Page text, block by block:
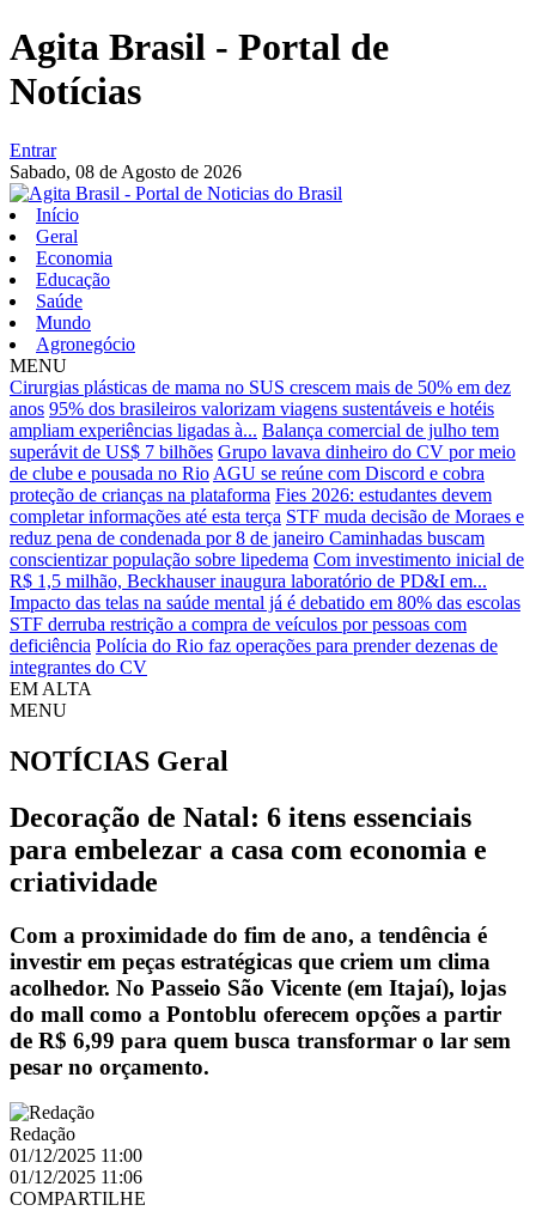
Agita Brasil - Portal de
Notícias
Entrar
Sabado, 08 de Agosto de 2026
Início
Geral
Economia
Educação
Saúde
Mundo
Agronegócio
MENU
Cirurgias plásticas de mama no SUS crescem mais de 50% em dez
anos 95% dos brasileiros valorizam viagens sustentáveis e hotéis
ampliam experiências ligadas à... Balança comercial de julho tem
superávit de US$ 7 bilhões Grupo lavava dinheiro do CV por meio
de clube e pousada no Rio AGU se reúne com Discord e cobra
proteção de crianças na plataforma Fies 2026: estudantes devem
completar informações até esta terça STF muda decisão de Moraes e
reduz pena de condenada por 8 de janeiro Caminhadas buscam
conscientizar população sobre lipedema Com investimento inicial de
R$ 1,5 milhão, Beckhauser inaugura laboratório de PD&I em...
Impacto das telas na saúde mental já é debatido em 80% das escolas
STF derruba restrição a compra de veículos por pessoas com
deficiência Polícia do Rio faz operações para prender dezenas de
integrantes do CV
EM ALTA
MENU
NOTÍCIAS Geral
Decoração de Natal: 6 itens essenciais
para embelezar a casa com economia e
criatividade
Com a proximidade do fim de ano, a tendência é
investir em peças estratégicas que criem um clima
acolhedor. No Passeio São Vicente (em Itajaí), lojas
do mall como a Pontoblu oferecem opções a partir
de R$ 6,99 para quem busca transformar o lar sem
pesar no orçamento.
Redação
01/12/2025 11:00
01/12/2025 11:06
COMPARTILHE